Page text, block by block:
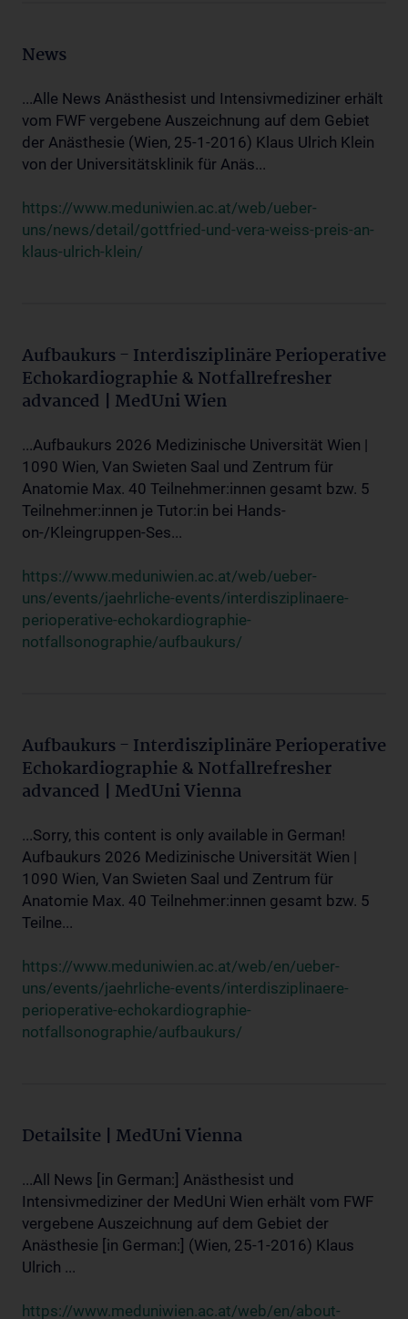
News
...Alle News Anästhesist und Intensivmediziner erhält
vom FWF vergebene Auszeichnung auf dem Gebiet
der Anästhesie (Wien, 25-1-2016) Klaus Ulrich Klein
von der Universitätsklinik für Anäs...
https://www.meduniwien.ac.at/web/ueber-
uns/news/detail/gottfried-und-vera-weiss-preis-an-
klaus-ulrich-klein/
Aufbaukurs - Interdisziplinäre Perioperative
Echokardiographie & Notfallrefresher
advanced | MedUni Wien
...Aufbaukurs 2026 Medizinische Universität Wien |
1090 Wien, Van Swieten Saal und Zentrum für
Anatomie Max. 40 Teilnehmer:innen gesamt bzw. 5
Teilnehmer:innen je Tutor:in bei Hands-
on-/Kleingruppen-Ses...
https://www.meduniwien.ac.at/web/ueber-
uns/events/jaehrliche-events/interdisziplinaere-
perioperative-echokardiographie-
notfallsonographie/aufbaukurs/
Aufbaukurs - Interdisziplinäre Perioperative
Echokardiographie & Notfallrefresher
advanced | MedUni Vienna
...Sorry, this content is only available in German!
Aufbaukurs 2026 Medizinische Universität Wien |
1090 Wien, Van Swieten Saal und Zentrum für
Anatomie Max. 40 Teilnehmer:innen gesamt bzw. 5
Teilne...
https://www.meduniwien.ac.at/web/en/ueber-
uns/events/jaehrliche-events/interdisziplinaere-
perioperative-echokardiographie-
notfallsonographie/aufbaukurs/
Detailsite | MedUni Vienna
...All News [in German:] Anästhesist und
Intensivmediziner der MedUni Wien erhält vom FWF
vergebene Auszeichnung auf dem Gebiet der
Anästhesie [in German:] (Wien, 25-1-2016) Klaus
Ulrich ...
https://www.meduniwien.ac.at/web/en/about-